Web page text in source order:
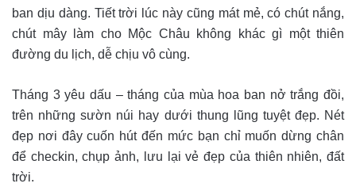
ban dịu dàng. Tiết trời lúc này cũng mát mẻ, có chút nắng,
chút mây làm cho Mộc Châu không khác gì một thiên
đường du lịch, dễ chịu vô cùng.
Tháng 3 yêu dấu – tháng của mùa hoa ban nở trắng đồi,
trên những sườn núi hay dưới thung lũng tuyệt đẹp. Nét
đẹp nơi đây cuốn hút đến mức bạn chỉ muốn dừng chân
để checkin, chụp ảnh, lưu lại vẻ đẹp của thiên nhiên, đất
trời.